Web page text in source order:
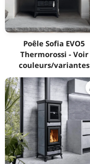
Poêle Sofia EVO5
Thermorossi - Voir
couleurs/variantes